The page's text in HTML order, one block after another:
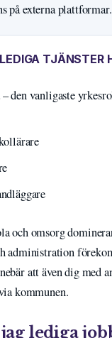
på externa plattformar.
TJÄNSTER
den vanligaste
och omsorg
administration
att även dig med
kommunen.
lediga